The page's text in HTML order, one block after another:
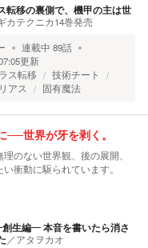
移の裏側で、機甲の主は世
カテクニカ14巻発売
連載中 89話
更新
ス転移
技術チート
アス 固有魔法
──世界が牙を剥く。
のない世界観、後の展開、
衝動に駆られています。
生編— 本音を書いたら消さ
／アタヲカオ